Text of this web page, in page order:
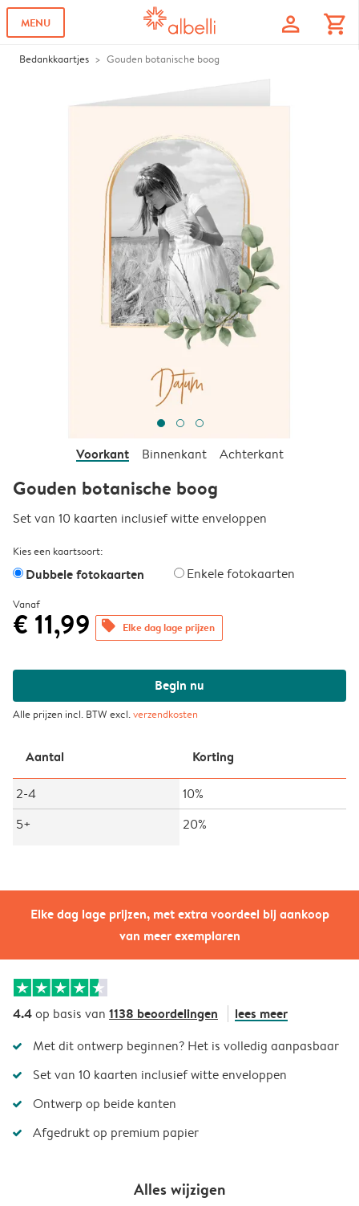
MENU profile shopping_cart
Bedankkaartjes Gouden botanische boog
Elke dag lage prijzen, met extra voordeel bij aankoop
van meer exemplaren
Voorkant Binnenkant Achterkant
Gouden botanische boog
Set van 10 kaarten inclusief witte enveloppen
Kies een kaartsoort:
Dubbele fotokaarten Enkele fotokaarten
Vanaf
€ 11,99 offers Elke dag lage prijzen
Begin nu
Alle prijzen incl. BTW excl.verzendkosten
Aantal Korting
2-4
10%
5+
20%
4.4op basis van 1138 beoordelingen lees meer
Met dit ontwerp beginnen? Het is volledig aanpasbaar
Set van 10 kaarten inclusief witte enveloppen
Ontwerp op beide kanten
Afgedrukt op premium papier
Alles wijzigen